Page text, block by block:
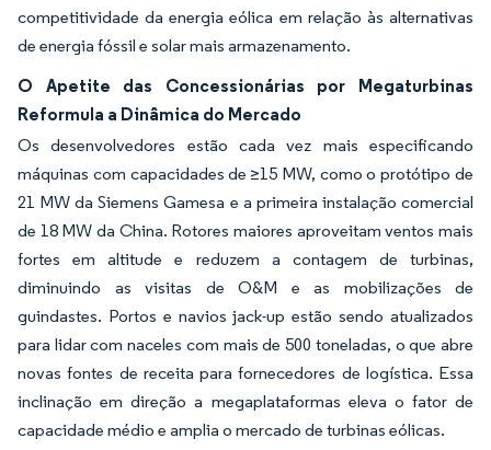
competitividade da energia eólica em relação às alternativas
de energia fóssil e solar mais armazenamento.
O Apetite das Concessionárias por Megaturbinas
Reformula a Dinâmica do Mercado
Os desenvolvedores estão cada vez mais especificando
máquinas com capacidades de ≥15 MW, como o protótipo de
21 MW da Siemens Gamesa e a primeira instalação comercial
de 18 MW da China. Rotores maiores aproveitam ventos mais
fortes em altitude e reduzem a contagem de turbinas,
diminuindo as visitas de O&M e as mobilizações de
guindastes. Portos e navios jack-up estão sendo atualizados
para lidar com naceles com mais de 500 toneladas, o que abre
novas fontes de receita para fornecedores de logística. Essa
inclinação em direção a megaplataformas eleva o fator de
capacidade médio e amplia o mercado de turbinas eólicas.